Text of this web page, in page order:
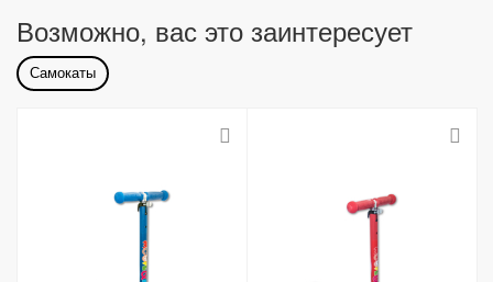
Возможно, вас это заинтересует
Самокаты